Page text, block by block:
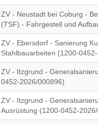
ZV - Neustadt bei Coburg -
(TSF) - Fahrgestell und
ZV - Ebersdorf - Sanierung
Stahlbauarbeiten (1200-
ZV - Itzgrund -
0452-2026/000896)
ZV - Itzgrund -
Ausrüstung (1200-0452-